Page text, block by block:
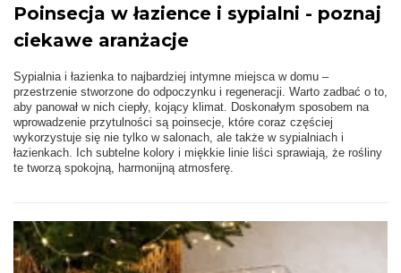
Poinsecja w łazience i sypialni - poznaj
ciekawe aranżacje
Sypialnia i łazienka to najbardziej intymne miejsca w domu –
przestrzenie stworzone do odpoczynku i regeneracji. Warto zadbać o to,
aby panował w nich ciepły, kojący klimat. Doskonałym sposobem na
wprowadzenie przytulności są poinsecje, które coraz częściej
wykorzystuje się nie tylko w salonach, ale także w sypialniach i
łazienkach. Ich subtelne kolory i miękkie linie liści sprawiają, że rośliny
te tworzą spokojną, harmonijną atmosferę.